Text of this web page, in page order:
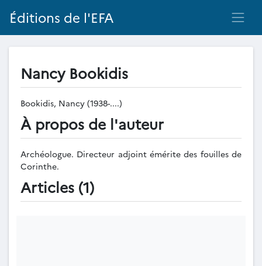
Éditions de l'EFA
Nancy Bookidis
Bookidis, Nancy (1938-....)
À propos de l'auteur
Archéologue. Directeur adjoint émérite des fouilles de
Corinthe.
Articles (1)